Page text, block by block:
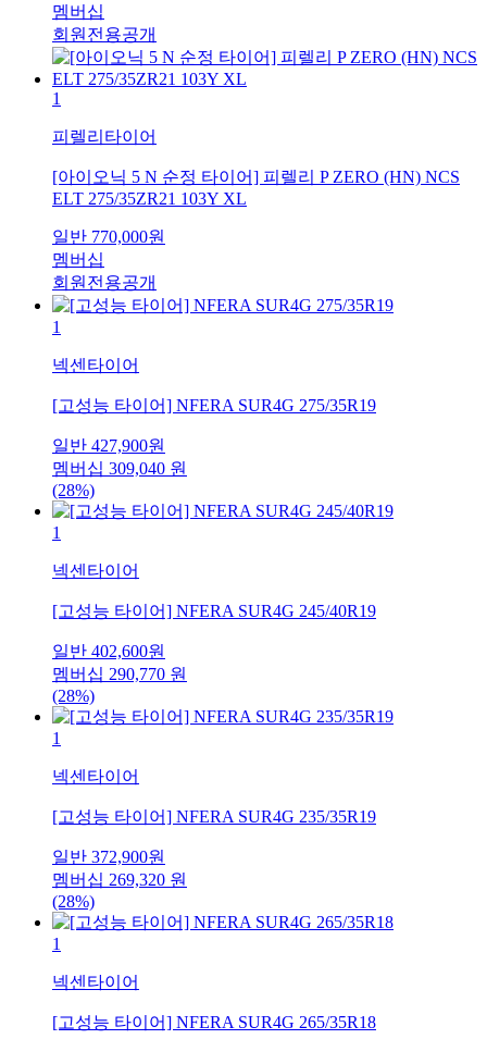
멤버십
회원전용공개
1
피렐리타이어
[아이오닉 5 N 순정 타이어] 피렐리 P ZERO (HN) NCS
ELT 275/35ZR21 103Y XL
일반 770,000원
멤버십
회원전용공개
1
넥센타이어
[고성능 타이어] NFERA SUR4G 275/35R19
일반 427,900원
멤버십 309,040 원
(28%)
1
넥센타이어
[고성능 타이어] NFERA SUR4G 245/40R19
일반 402,600원
멤버십 290,770 원
(28%)
1
넥센타이어
[고성능 타이어] NFERA SUR4G 235/35R19
일반 372,900원
멤버십 269,320 원
(28%)
1
넥센타이어
[고성능 타이어] NFERA SUR4G 265/35R18